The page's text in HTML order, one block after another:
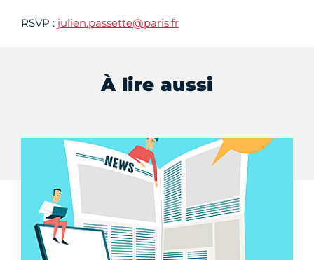
RSVP : julien.passette@paris.fr
À lire aussi